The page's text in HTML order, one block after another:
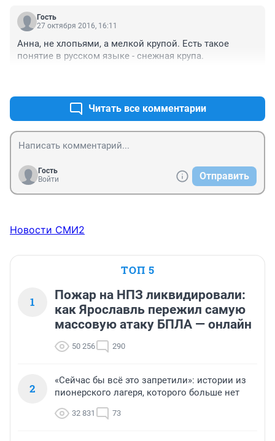
Гость
27 октября 2016, 16:11
Анна, не хлопьями, а мелкой крупой. Есть такое
понятие в русском языке - снежная крупа.
Читать все комментарии
Гость
Войти
Отправить
Новости СМИ2
ТОП 5
1
Пожар на НПЗ ликвидировали:
как Ярославль пережил самую
массовую атаку БПЛА — онлайн
50 256 290
2
«Сейчас бы всё это запретили»: истории из
пионерского лагеря, которого больше нет
32 831 73